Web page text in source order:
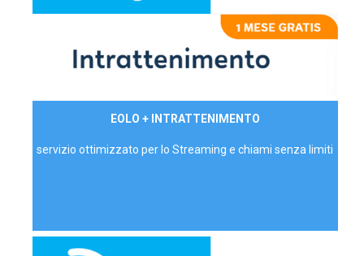
EOLO + INTRATTENIMENTO
servizio ottimizzato per lo Streaming e chiami senza limiti